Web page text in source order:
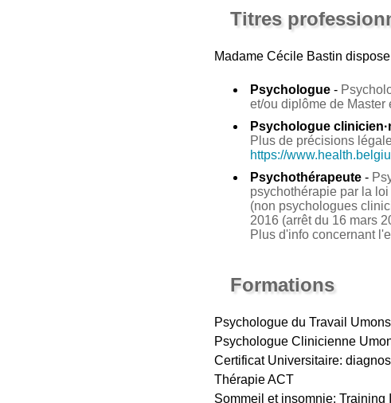
Titres
Madame Cécile Bastin
Psychologue-
et/ou diplôme de
Psychologue
Plus de précisions
https://
Psychothérapeute-
psychothérapie par la loi
(non psychologues
2016 (arrêt du 16 mars
Plus d'info concernant
Formations
Psychologue du Travail Umons
Psychologue Clinicienne
Certificat Universitaire:
Thérapie ACT
Sommeil et insomnie: